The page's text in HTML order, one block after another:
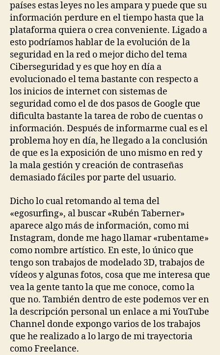
países estas leyes no les ampara y puede que su
información perdure en el tiempo hasta que la
plataforma quiera o crea conveniente. Ligado a
esto podríamos hablar de la evolución de la
seguridad en la red o mejor dicho del tema
Ciberseguridad y es que hoy en día a
evolucionado el tema bastante con respecto a
los inicios de internet con sistemas de
seguridad como el de dos pasos de Google que
dificulta bastante la tarea de robo de cuentas o
información. Después de informarme cual es el
problema hoy en día, he llegado a la conclusión
de que es la exposición de uno mismo en red y
la mala gestión y creación de contraseñas
demasiado fáciles por parte del usuario.
Dicho lo cual retomando al tema del
«egosurfing», al buscar «Rubén Taberner»
aparece algo más de información, como mi
Instagram, donde me hago llamar «rubentame»
como nombre artístico. En este, lo único que
tengo son trabajos de modelado 3D, trabajos de
vídeos y algunas fotos, cosa que me interesa que
vea la gente tanto la que me conoce, como la
que no. También dentro de este podemos ver en
la descripción personal un enlace a mi YouTube
Channel donde expongo varios de los trabajos
que he realizado a lo largo de mi trayectoria
como Freelance.